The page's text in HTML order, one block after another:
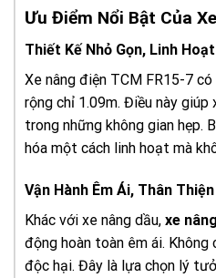
Ưu Điểm Nổi Bật Của
Thiết Kế Nhỏ Gọn, Linh Hoạt
Xe nâng điện TCM FR15-7
rộng chỉ 1.09m. Điều này
trong những không gian hẹp.
hóa một cách linh hoạt mà
Vận Hành Êm Ái, Thân
Khác với xe nâng dầu, xe
động hoàn toàn êm ái.
độc hại. Đây là lựa chọn lý